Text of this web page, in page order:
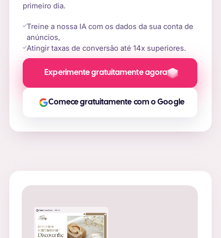
primeiro dia.
Treine a nossa IA com os dados da sua conta de
anúncios,
Atingir taxas de conversão até 14x superiores.
Experimente gratuitamente agora
Comece gratuitamente com o Google